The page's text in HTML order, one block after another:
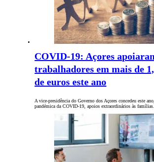
COVID-19: Açores
trabalhadores em mais de
de euros este ano
A vice-presidência do Governo dos Açores concedeu este
pandémica da COVID-19, apoios extraordinários às